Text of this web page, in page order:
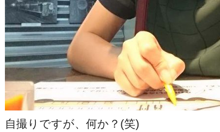
自撮りですが、何か？(笑)